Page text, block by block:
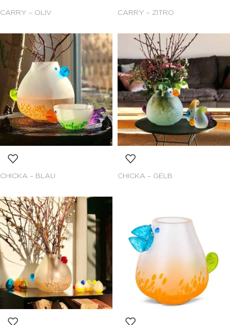
CARRY – OLIV CARRY – ZITRO
CHICKA – BLAU CHICKA – GELB